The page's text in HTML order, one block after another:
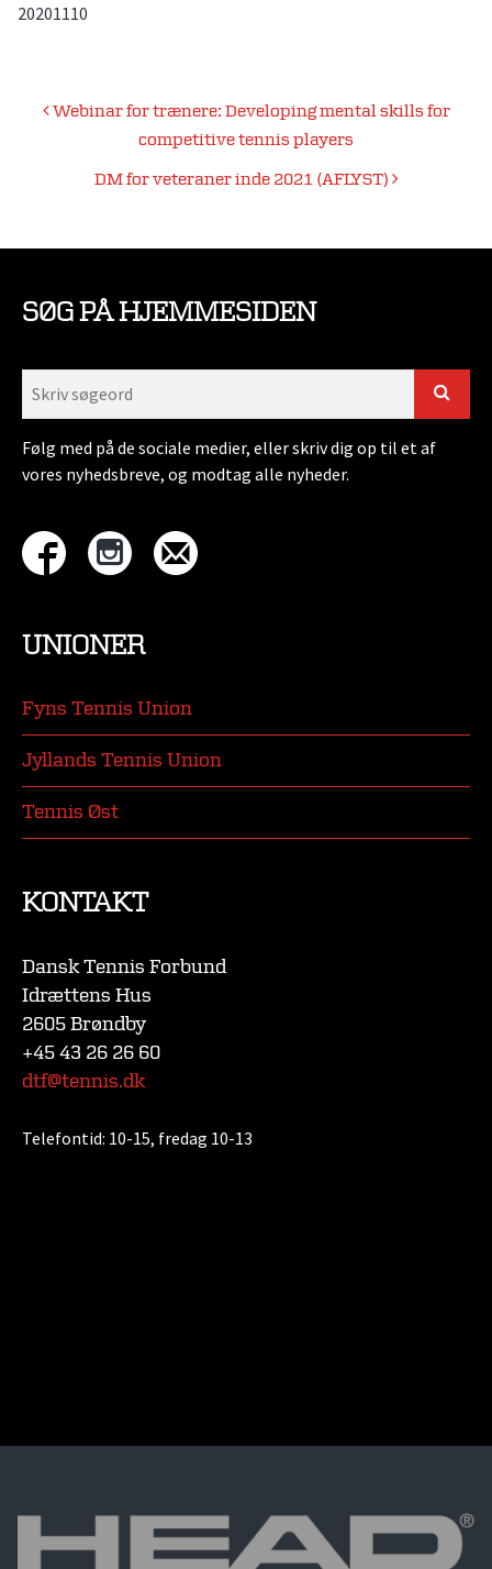
20201110
Indlægsnavigation
Webinar for trænere: Developing mental skills for
competitive tennis players
DM for veteraner inde 2021 (AFLYST)
SØG PÅ HJEMMESIDEN
Følg med på de sociale medier, eller skriv dig op til et af
vores nyhedsbreve, og modtag alle nyheder.
UNIONER
Fyns Tennis Union
Jyllands Tennis Union
Tennis Øst
KONTAKT
Dansk Tennis Forbund
Idrættens Hus
2605 Brøndby
+45 43 26 26 60
dtf@tennis.dk
Telefontid: 10-15, fredag 10-13